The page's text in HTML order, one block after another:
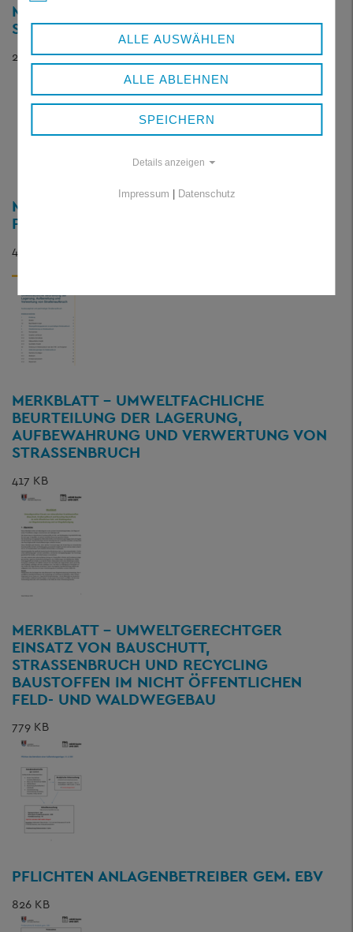
MERKBLATT - UMGANG MIT
STRASSENKEHRICHT
238 KB
MERKBLATT - VERBRENNEN VON
PFLANZLISCHEN ABFÄLLEN
490 KB
MERKBLATT - UMWELTFACHLICHE
BEURTEILUNG DER LAGERUNG,
AUFBEWAHRUNG UND VERWERTUNG VON
STRASSENBRUCH
417 KB
MERKBLATT - UMWELTGERECHTGER
EINSATZ VON BAUSCHUTT,
STRASSENBRUCH UND RECYCLING B
AUSTOFFEN IM NICHT ÖFFENTLICHEN F
ELD- UND WALDWEGEBAU
779 KB
PFLICHTEN ANLAGENBETREIBER GEM. EBV
826 KB
ALLE AUSWÄHLEN
ALLE ABLEHNEN
SPEICHERN
Details anzeigen
Impressum | Datenschutz